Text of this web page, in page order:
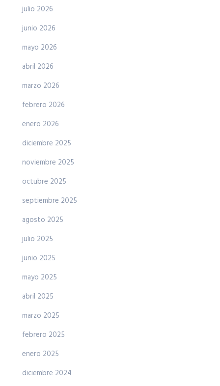
julio 2026
junio 2026
mayo 2026
abril 2026
marzo 2026
febrero 2026
enero 2026
diciembre 2025
noviembre 2025
octubre 2025
septiembre 2025
agosto 2025
julio 2025
junio 2025
mayo 2025
abril 2025
marzo 2025
febrero 2025
enero 2025
diciembre 2024